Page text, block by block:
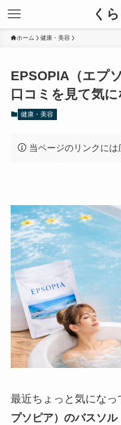
く
ホーム 健康・美容
EPSOPIA（エプ
口コミを見て気
健康・美容
当ページのリンクには
最近ちょっと気になっ
プソピア）のバスソル